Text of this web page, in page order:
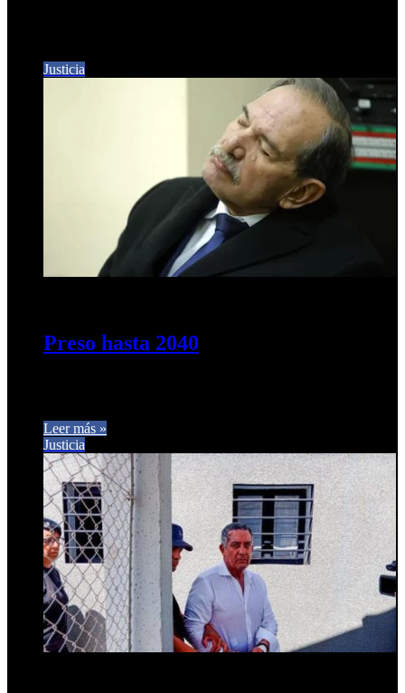
Justicia
Preso hasta 2040
Leer más »
Justicia